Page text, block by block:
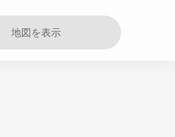
地図を表示